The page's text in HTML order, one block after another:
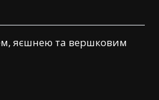
яєшнею та вершковим